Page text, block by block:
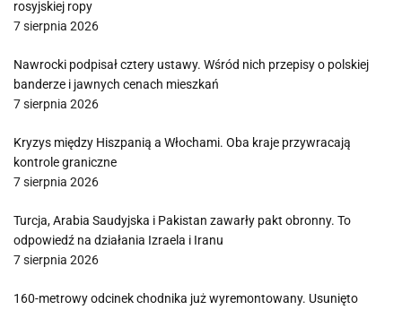
rosyjskiej ropy
7 sierpnia 2026
Nawrocki podpisał cztery ustawy. Wśród nich przepisy o polskiej
banderze i jawnych cenach mieszkań
7 sierpnia 2026
Kryzys między Hiszpanią a Włochami. Oba kraje przywracają
kontrole graniczne
7 sierpnia 2026
Turcja, Arabia Saudyjska i Pakistan zawarły pakt obronny. To
odpowiedź na działania Izraela i Iranu
7 sierpnia 2026
160-metrowy odcinek chodnika już wyremontowany. Usunięto